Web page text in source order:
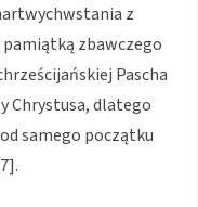
z
zbawczego
Pascha
Chrystusa, dlatego
samego początku